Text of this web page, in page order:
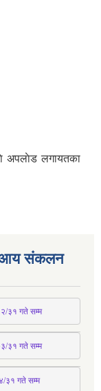
अपलाेड लगायतका
आय संकलन
३१ गते सम्म
३१ गते सम्म
३१ गते सम्म